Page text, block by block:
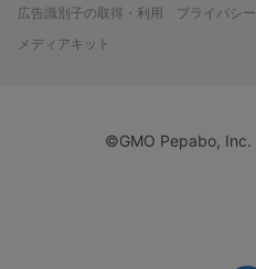
広告識別子の取得・利用
プライバシ
メディアキット
©GMO Pepabo,